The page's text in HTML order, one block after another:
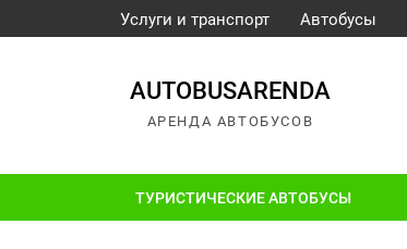
Услуги и транспорт Автобусы
AUTOBUSARENDA
АРЕНДА АВТОБУСОВ
ТУРИСТИЧЕСКИЕ АВТОБУСЫ